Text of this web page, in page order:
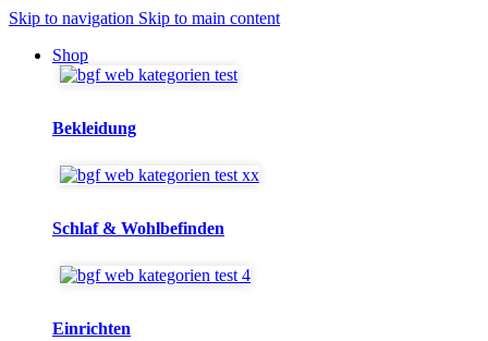
Skip to navigation Skip to main content
Shop
Bekleidung
Schlaf & Wohlbefinden
Einrichten